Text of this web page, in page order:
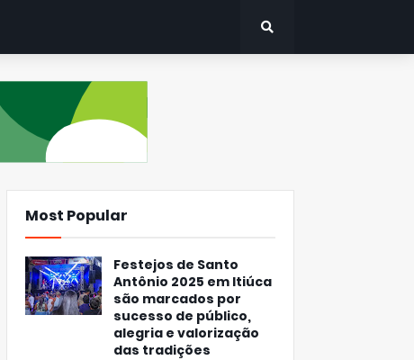
Most Popular
Festejos de Santo
Antônio 2025 em Itiúca
são marcados por
sucesso de público,
alegria e valorização
das tradições